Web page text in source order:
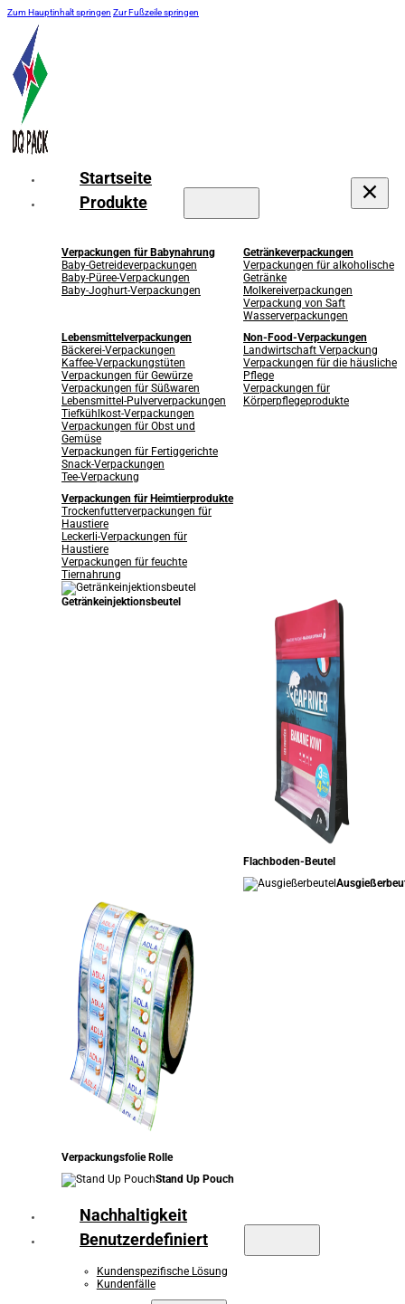
Zum Hauptinhalt springen Zur Fußzeile springen
Startseite
Produkte
Verpackungen für Babynahrung
Baby-Getreideverpackungen
Baby-Püree-Verpackungen
Baby-Joghurt-Verpackungen
Getränkeverpackungen
Verpackungen für alkoholische
Getränke
Molkereiverpackungen
Verpackung von Saft
Wasserverpackungen
Lebensmittelverpackungen
Bäckerei-Verpackungen
Kaffee-Verpackungstüten
Verpackungen für Gewürze
Verpackungen für Süßwaren
Lebensmittel-Pulververpackungen
Tiefkühlkost-Verpackungen
Verpackungen für Obst und
Gemüse
Verpackungen für Fertiggerichte
Snack-Verpackungen
Tee-Verpackung
Non-Food-Verpackungen
Landwirtschaft Verpackung
Verpackungen für die häusliche
Pflege
Verpackungen für
Körperpflegeprodukte
Verpackungen für Heimtierprodukte
Trockenfutterverpackungen für
Haustiere
Leckerli-Verpackungen für
Haustiere
Verpackungen für feuchte
Tiernahrung
Getränkeinjektionsbeutel
Flachboden-Beutel
Verpackungsfolie Rolle
Stand Up Pouch
Nachhaltigkeit
Benutzerdefiniert
Kundenspezifische Lösung
Kundenfälle